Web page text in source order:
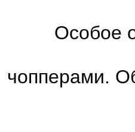
Особое
чопперами.